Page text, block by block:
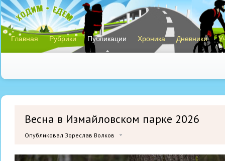
Главная Рубрики Публикации Хроника Дневники
Весна в Измайловском парке 2026
Опубликовал Зореслав Волков